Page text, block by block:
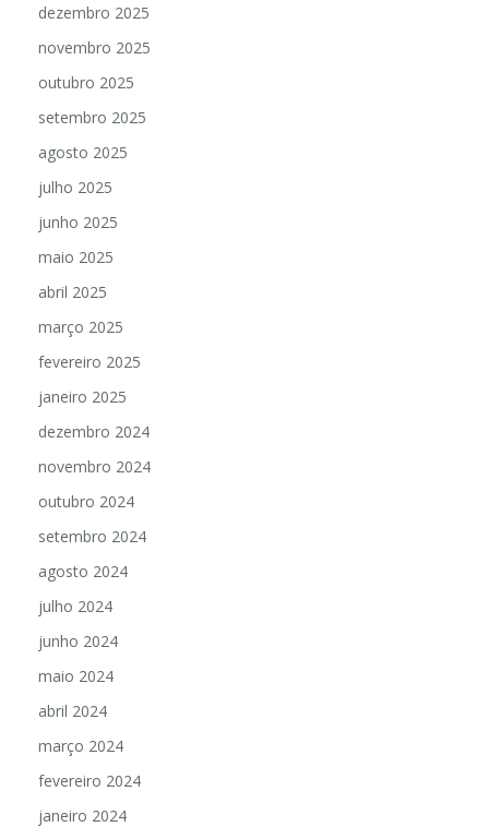
dezembro 2025
novembro 2025
outubro 2025
setembro 2025
agosto 2025
julho 2025
junho 2025
maio 2025
abril 2025
março 2025
fevereiro 2025
janeiro 2025
dezembro 2024
novembro 2024
outubro 2024
setembro 2024
agosto 2024
julho 2024
junho 2024
maio 2024
abril 2024
março 2024
fevereiro 2024
janeiro 2024